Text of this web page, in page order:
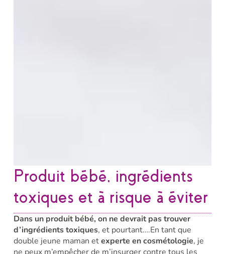
Produit bébé, ingrédients
toxiques et à risque à éviter
Dans un produit bébé, on ne devrait pas trouver
d’ingrédients toxiques, et pourtant….En tant que
double jeune maman etexperte en cosmétologie, je